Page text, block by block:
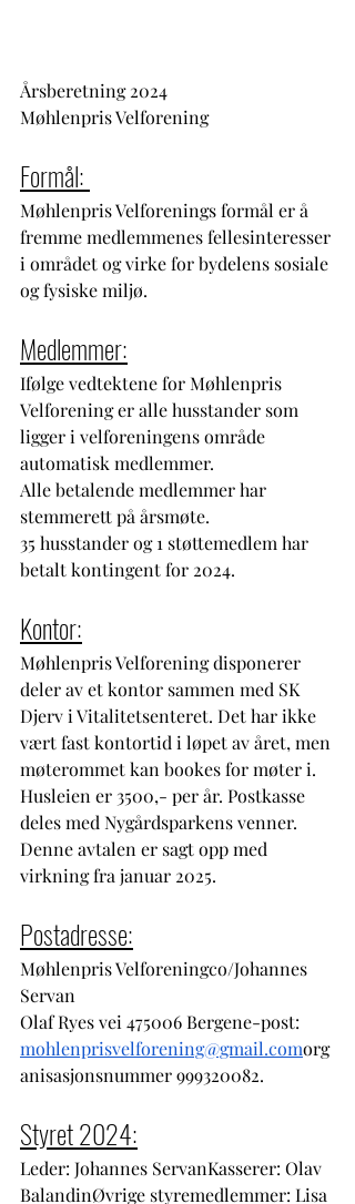
Årsberetning 2024
Møhlenpris Velforening
Formål:
Møhlenpris Velforenings formål er å
fremme medlemmenes fellesinteresser
i området og virke for bydelens sosiale
og fysiske miljø.
Medlemmer:
Ifølge vedtektene for Møhlenpris
Velforening er alle husstander som
ligger i velforeningens område
automatisk medlemmer.
Alle betalende medlemmer har
stemmerett på årsmøte.
35 husstander og 1 støttemedlem har
betalt kontingent for 2024.
Kontor:
Møhlenpris Velforening disponerer
deler av et kontor sammen med SK
Djerv i Vitalitetsenteret. Det har ikke
vært fast kontortid i løpet av året, men
møterommet kan bookes for møter i.
Husleien er 3500,- per år. Postkasse
deles med Nygårdsparkens venner.
Denne avtalen er sagt opp med
virkning fra januar 2025.
Postadresse:
Møhlenpris Velforeningco/Johannes
Servan
Olaf Ryes vei 475006 Bergene-post:
mohlenprisvelforening@gmail.comorg
anisasjonsnummer 999320082.
Styret 2024:
Leder: Johannes ServanKasserer: Olav
BalandinØvrige styremedlemmer: Lisa